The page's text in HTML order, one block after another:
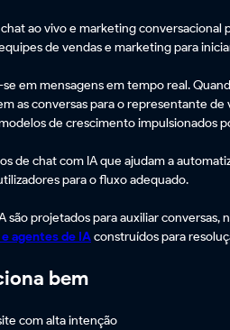
ao vivo e marketing
de vendas e marketing para
se em mensagens em tempo real.
as conversas para o representante
de crescimento impulsionados
de chat com IA que ajudam a
para o fluxo adequado.
são projetados para auxiliar
agentes de IAconstruídos para
bem
com alta intenção